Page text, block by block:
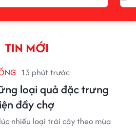
TIN MỚI
13 phút trước
loại quả đặc trưng
đầy chợ
nhiều loại trái cây theo mùa